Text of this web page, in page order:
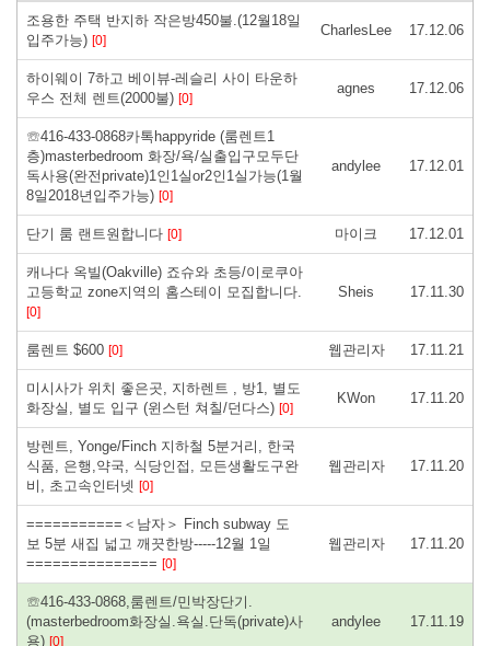
조용한 주택 반지하 작은방450불.(12월18일
입주가능) [0]
CharlesLee 17.12.06
하이웨이 7하고 베이뷰-레슬리 사이 타운하
우스 전체 렌트(2000불) [0]
agnes 17.12.06
☏416-433-0868카톡happyride (룸렌트1
층)masterbedroom 화장/욕/실출입구모두단
독사용(완전private)1인1실or2인1실가능(1월
8일2018년입주가능) [0]
andylee 17.12.01
단기 룸 랜트원합니다 [0] 마이크 17.12.01
캐나다 옥빌(Oakville) 죠슈와 초등/이로쿠아
고등학교 zone지역의 홈스테이 모집합니다.
[0]
Sheis 17.11.30
룸렌트 $600 [0] 웹관리자 17.11.21
미시사가 위치 좋은곳, 지하렌트 , 방1, 별도
화장실, 별도 입구 (윈스턴 쳐칠/던다스) [0]
KWon 17.11.20
방렌트, Yonge/Finch 지하철 5분거리, 한국
식품, 은행,약국, 식당인접, 모든생활도구완
비, 초고속인터넷 [0]
웹관리자 17.11.20
===========＜남자＞ Finch subway 도
보 5분 새집 넓고 깨끗한방-----12월 1일
=============== [0]
웹관리자 17.11.20
☏416-433-0868,룸렌트/민박장단기.
(masterbedroom화장실.욕실.단독(private)사
용) [0]
andylee 17.11.19